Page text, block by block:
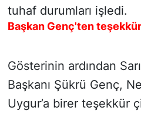
tuhaf durumları işledi.
Başkan Genç'ten teşekkür
Gösterinin ardından
Başkanı Şükrü Genç,
Uygur’a birer teşekkür